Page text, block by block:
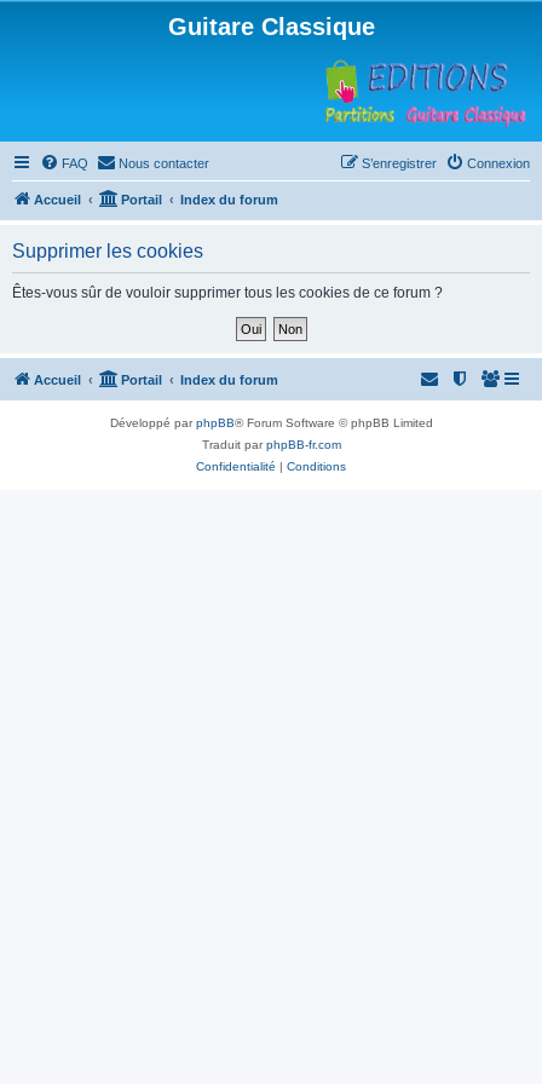
Guitare Classique
FAQ Nous contacter Connexion
S’enregistrer
Accueil Portail Index du forum
Supprimer les cookies
Êtes-vous sûr de vouloir supprimer tous les cookies de ce forum ?
Accueil Portail Index du forum
Développé parphpBB® Forum Software © phpBB Limited
Traduit parphpBB-fr.com
Confidentialité | Conditions